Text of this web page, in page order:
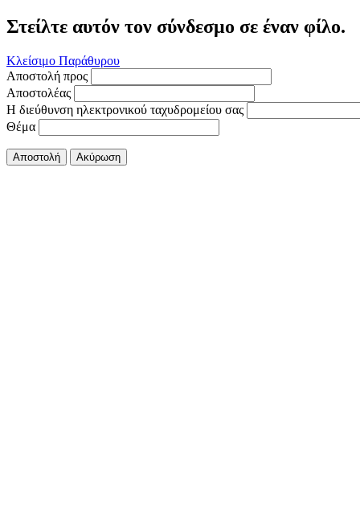
Στείλτε αυτόν τον σύνδεσμο σε έναν φίλο.
Κλείσιμο Παράθυρου
Αποστολή προς
Αποστολέας
Η διεύθυνση ηλεκτρονικού ταχυδρομείου σας
Θέμα
Αποστολή Ακύρωση